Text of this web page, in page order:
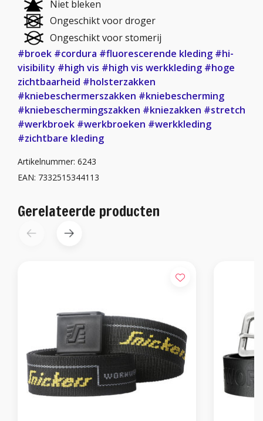
Niet bleken
Ongeschikt voor droger
Ongeschikt voor stomerij
#broek #cordura #fluorescerende kleding #hi-
visibility #high vis #high vis werkkleding #hoge
zichtbaarheid #holsterzakken
#kniebeschermerszakken #kniebescherming
#kniebeschermingszakken #kniezakken #stretch
#werkbroek #werkbroeken #werkkleding
#zichtbare kleding
Artikelnummer: 6243
EAN: 7332515344113
Gerelateerde producten